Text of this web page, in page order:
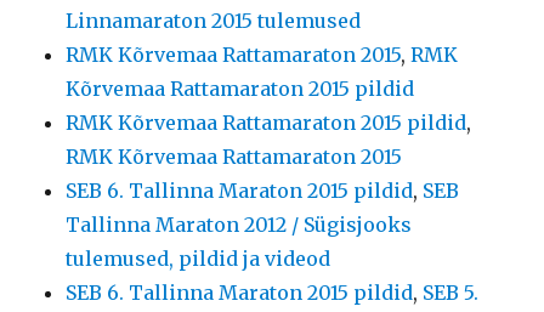
Linnamaraton 2015 tulemused
RMK Kõrvemaa Rattamaraton 2015,RMK
Kõrvemaa Rattamaraton 2015 pildid
RMK Kõrvemaa Rattamaraton 2015 pildid,
RMK Kõrvemaa Rattamaraton 2015
SEB 6. Tallinna Maraton 2015 pildid, SEB
Tallinna Maraton 2012 / Sügisjooks
tulemused, pildid ja videod
SEB 6. Tallinna Maraton 2015 pildid, SEB 5.